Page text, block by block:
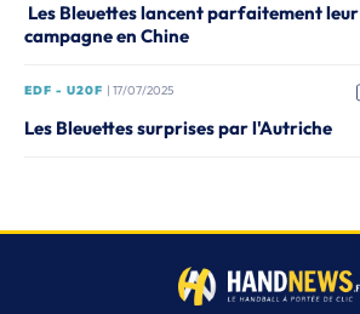
Les Bleuettes lancent parfaitement leur
campagne en Chine
EDF - U20F | 17/07/2025
Les Bleuettes surprises par l'Autriche